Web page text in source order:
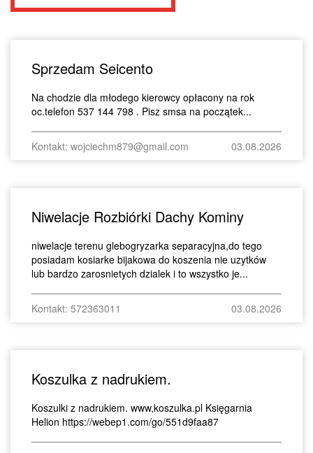
Sprzedam Seicento
Na chodzie dla młodego kierowcy opłacony na rok
oc.telefon 537 144 798 . Pisz smsa na początek...
Kontakt: wojciechm879@gmail.com 03.08.2026
Niwelacje Rozbiórki Dachy Kominy
niwelacje terenu glebogryzarka separacyjna,do tego
posiadam kosiarke bijakowa do koszenia nie uzytków
lub bardzo zarosnietych dzialek i to wszystko je...
Kontakt: 572363011 03.08.2026
Koszulka z nadrukiem.
Koszulki z nadrukiem. www,koszulka.pl Księgarnia
Helion https://webep1.com/go/551d9faa87